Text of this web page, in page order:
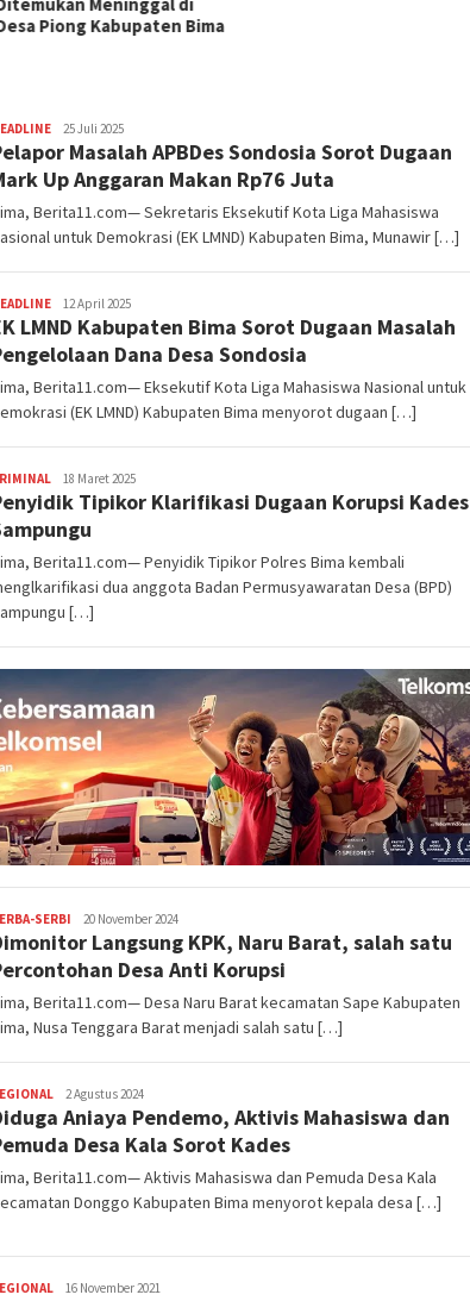
Redaksi
25 Juli 2025
Masalah APBDes Sondosia Sorot Dugaan
Up Anggaran Makan Rp76 Juta
Berita11.com— Sekretaris Eksekutif Kota Liga Mahasiswa
untuk Demokrasi (EK LMND) Kabupaten Bima, Munawir […]
Redaksi
12 April 2025
LMND Kabupaten Bima Sorot Dugaan Masalah
Dana Desa Sondosia
Berita11.com— Eksekutif Kota Liga Mahasiswa Nasional untuk
(EK LMND) Kabupaten Bima menyorot dugaan […]
Redaksi
18 Maret 2025
Tipikor Klarifikasi Dugaan Korupsi Kades
Berita11.com— Penyidik Tipikor Polres Bima kembali
dua anggota Badan Permusyawaratan Desa (BPD)
[…]
SERBI Redaksi
20 November 2024
Langsung KPK, Naru Barat, salah satu
Desa Anti Korupsi
Berita11.com— Desa Naru Barat kecamatan Sape Kabupaten
Nusa Tenggara Barat menjadi salah satu […]
Redaksi
2 Agustus 2024
Aniaya Pendemo, Aktivis Mahasiswa dan
Desa Kala Sorot Kades
Berita11.com— Aktivis Mahasiswa dan Pemuda Desa Kala
Donggo Kabupaten Bima menyorot kepala desa […]
Redaksi
16 November 2021